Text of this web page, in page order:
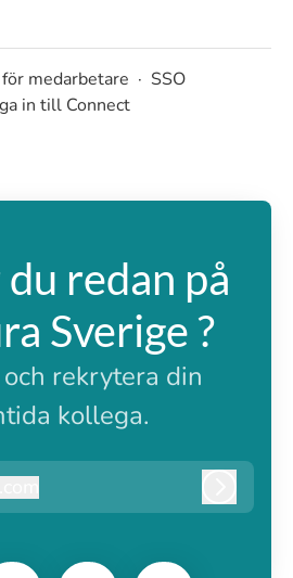
medarbetare · SSO
in till Connect
redan på
Sverige ?
rekrytera din
kollega.